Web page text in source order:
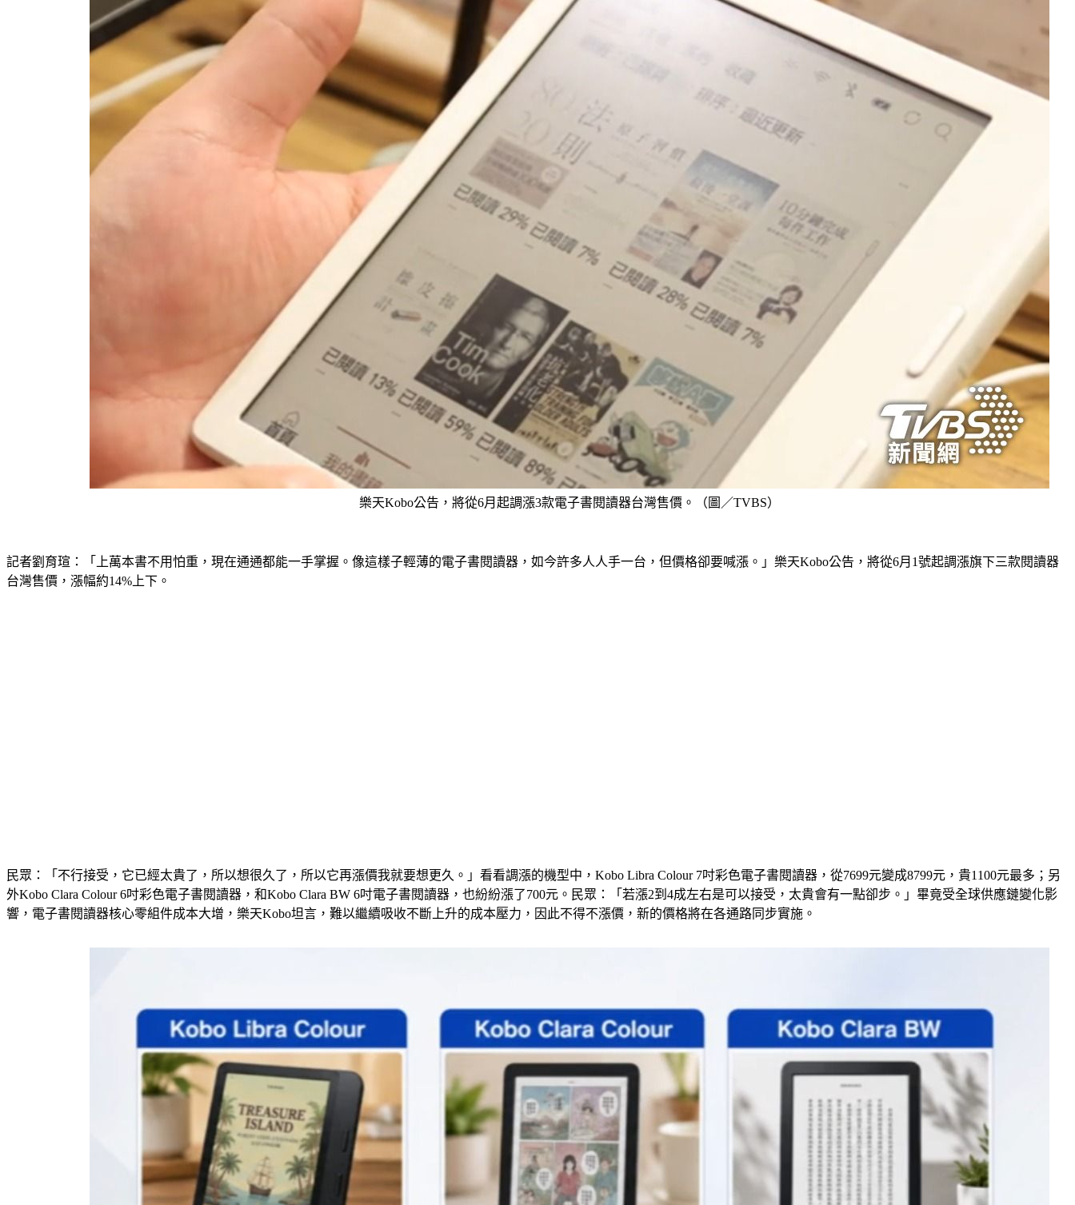
樂天Kobo公告，將從6月起調漲3款電子書閱讀器台灣售價。（圖／TVBS）
記者劉育瑄：「上萬本書不用怕重，現在通通都能一手掌握。像這樣子輕薄的電子書閱讀器，如今許多人人手一台，但價格卻要喊漲。」樂天Kobo公告，將從6月1號起調漲旗下三款閱讀器
台灣售價，漲幅約14%上下。
民眾：「不行接受，它已經太貴了，所以想很久了，所以它再漲價我就要想更久。」看看調漲的機型中，Kobo Libra Colour 7吋彩色電子書閱讀器，從7699元變成8799元，貴1100元最多；另
外Kobo Clara Colour 6吋彩色電子書閱讀器，和Kobo Clara BW 6吋電子書閱讀器，也紛紛漲了700元。民眾：「若漲2到4成左右是可以接受，太貴會有一點卻步。」畢竟受全球供應鏈變化影
響，電子書閱讀器核心零組件成本大增，樂天Kobo坦言，難以繼續吸收不斷上升的成本壓力，因此不得不漲價，新的價格將在各通路同步實施。